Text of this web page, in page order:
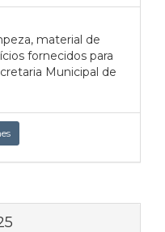
material de
fornecidos para
Municipal de